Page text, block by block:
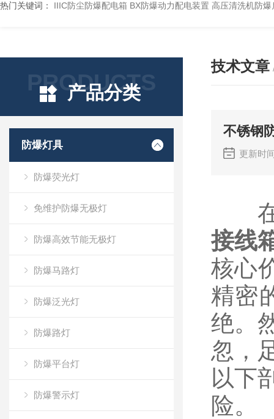
热门关键词： IIIC防尘防爆配电箱 BX防爆动力配电装置 高压清洗机防爆
PRODUCTS
产品分类
防爆灯具
防爆荧光灯
免维护防爆无极灯
防爆高效节能无极灯
防爆马路灯
防爆泛光灯
防爆路灯
防爆平台灯
防爆警示灯
技术文章
不锈钢
更新时
在
接线
核心
精密
绝。
忽，
以下
险。